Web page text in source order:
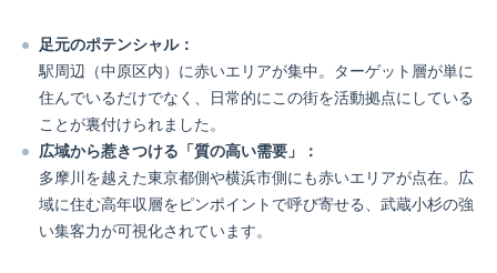
足元のポテンシャル：
駅周辺（中原区内）に赤いエリアが集中。ターゲット層が単に
住んでいるだけでなく、日常的にこの街を活動拠点にしている
ことが裏付けられました。
広域から惹きつける「質の高い需要」：
多摩川を越えた東京都側や横浜市側にも赤いエリアが点在。広
域に住む高年収層をピンポイントで呼び寄せる、武蔵小杉の強
い集客力が可視化されています。